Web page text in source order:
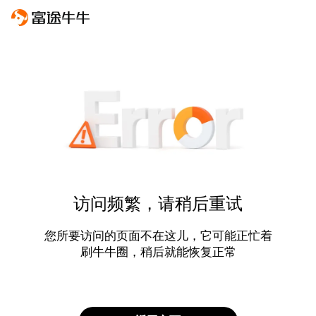
访问频繁，请稍后重试
您所要访问的页面不在这儿，它可能正忙着
刷牛牛圈，稍后就能恢复正常